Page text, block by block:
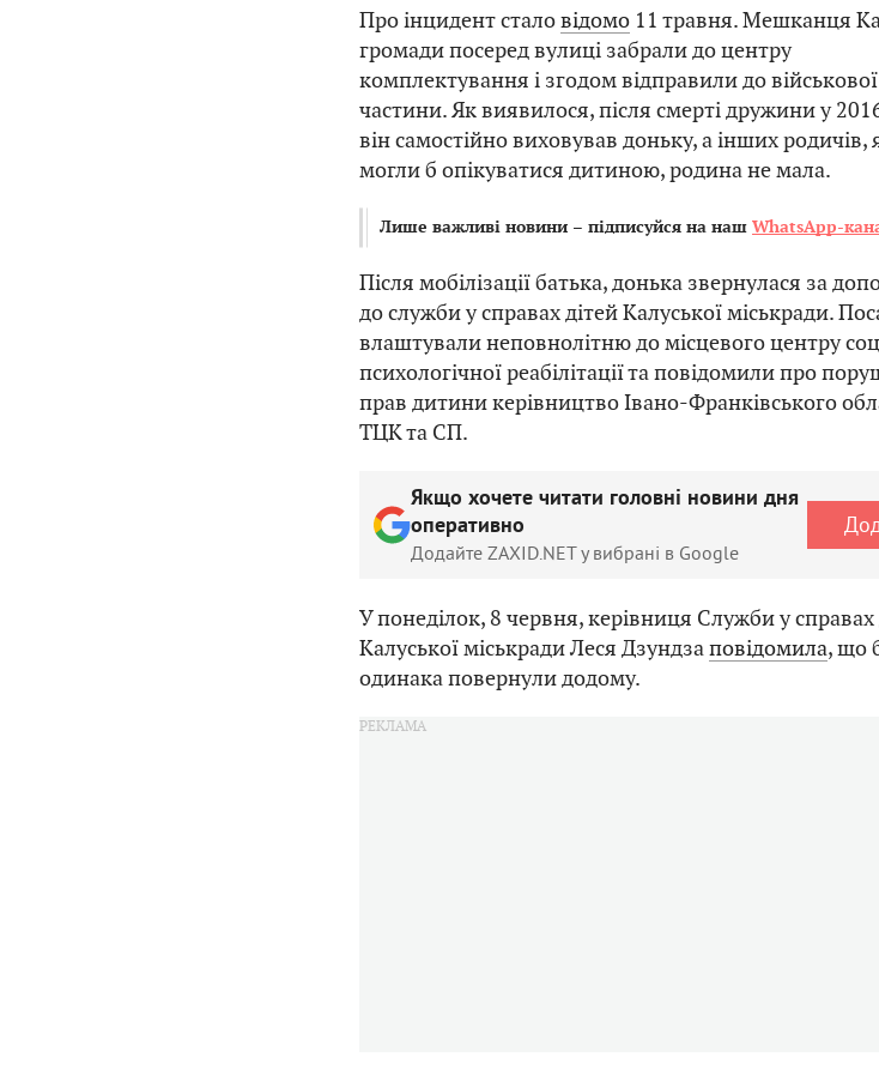
Про інцидент сталовідомо 11 травня. Мешканця
громади посеред вулиці забрали до центру
комплектування і згодом відправили до військової
частини. Як виявилося, після смерті дружини у
він самостійно виховував доньку, а інших родичів,
могли б опікуватися дитиною, родина не мала.
Лише важливі новини – підписуйся на наш WhatsApp-
Після мобілізації батька, донька звернулася за
до служби у справах дітей Калуської міськради.
влаштували неповнолітню до місцевого центру
психологічної реабілітації та повідомили про
прав дитини керівництво Івано-Франківського
ТЦК та СП.
Якщо хочете читати головні новини дня
оперативно
Додайте ZAXID.NET у вибрані в Google
У понеділок, 8 червня, керівниця Служби у справах
Калуської міськради Леся Дзундза повідомила, що
одинака повернули додому.